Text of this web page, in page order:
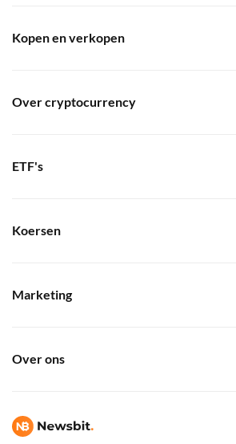
Kopen en verkopen
Over cryptocurrency
ETF's
Koersen
Marketing
Over ons